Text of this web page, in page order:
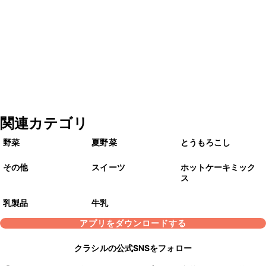
関連カテゴリ
野菜 夏野菜 とうもろこし
その他 スイーツ
ホットケーキミック
ス
乳製品
牛乳
アプリをダウンロードする
クラシルの公式SNSをフォロー